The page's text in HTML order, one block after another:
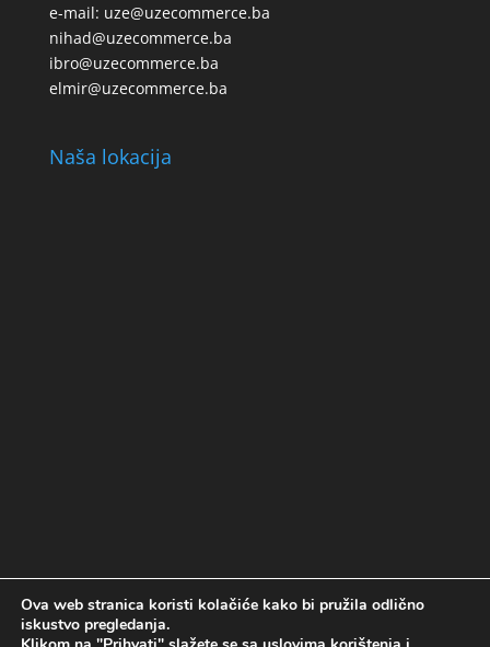
e-mail: uze@uzecommerce.ba
nihad@uzecommerce.ba
ibro@uzecommerce.ba
elmir@uzecommerce.ba
Naša lokacija
Politika kolačića
Politika privatnosti
Uslovi korištenja
Ova web stranica koristi kolačiće kako bi pružila odlično
iskustvo pregledanja.